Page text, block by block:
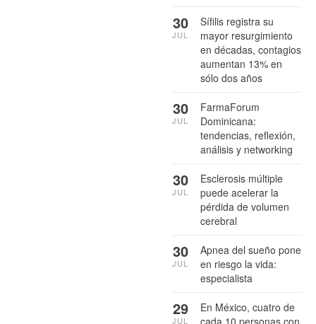
Sífilis registra su
mayor resurgimiento
en décadas, contagios
aumentan 13% en
sólo dos años
30
JUL
FarmaForum
Dominicana:
tendencias, reflexión,
análisis y networking
30
JUL
Esclerosis múltiple
puede acelerar la
pérdida de volumen
cerebral
30
JUL
Apnea del sueño pone
en riesgo la vida:
especialista
30
JUL
En México, cuatro de
cada 10 personas con
29
JUL